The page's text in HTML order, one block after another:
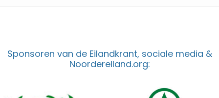
Sponsoren van de Eilandkrant, sociale media &
Noordereiland.org: